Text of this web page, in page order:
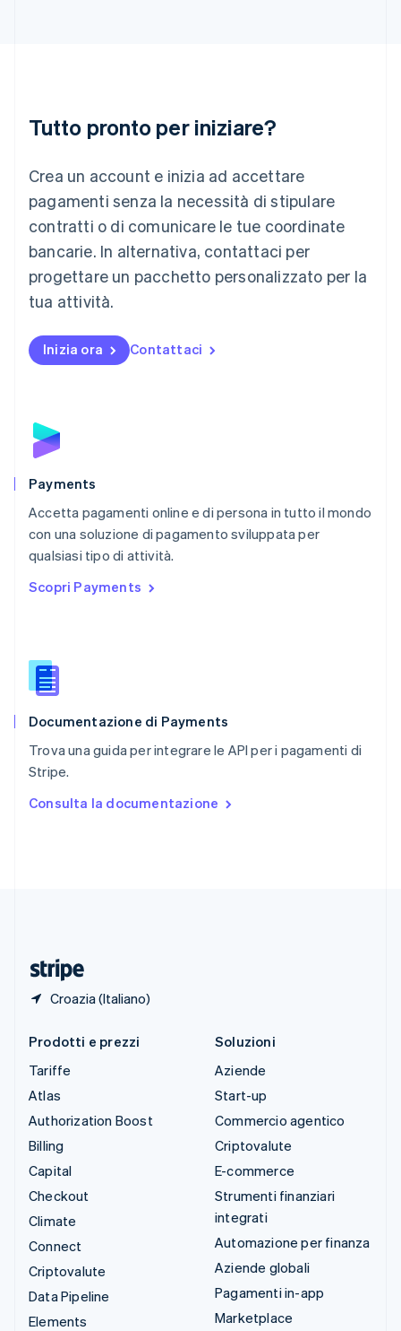
Tutto pronto per iniziare?
Crea un account e inizia ad accettare
pagamenti senza la necessità di stipulare
contratti o di comunicare le tue coordinate
bancarie. In alternativa, contattaci per
progettare un pacchetto personalizzato per la
tua attività.
Inizia ora Contattaci
Payments
Accetta pagamenti online e di persona in tutto il mondo
con una soluzione di pagamento sviluppata per
qualsiasi tipo di attività.
Scopri Payments
Documentazione di Payments
Trova una guida per integrare le API per i pagamenti di
Stripe.
Consulta la documentazione
Croazia (Italiano)
Lituania
Lussemburgo
Deutsch English
Malaysia
English 简体中文
Malta
Messico
EspañolEnglish
English
Nuova Zelanda
Polonia
English
Português
English简体中文
Regno Unito
English
English
English
Slovacchia
Slovenia
Spagna
Español
English Español简体中文
Prodotti e prezzi
Tariffe
Atlas
Authorization Boost
Billing
Capital
Checkout
Climate
Connect
Criptovalute
Data Pipeline
Elements
Soluzioni
Aziende
Start-up
Commercio agentico
Criptovalute
E-commerce
Strumenti finanziari
integrati
Automazione per finanza
Aziende globali
Pagamenti in-app
Marketplace